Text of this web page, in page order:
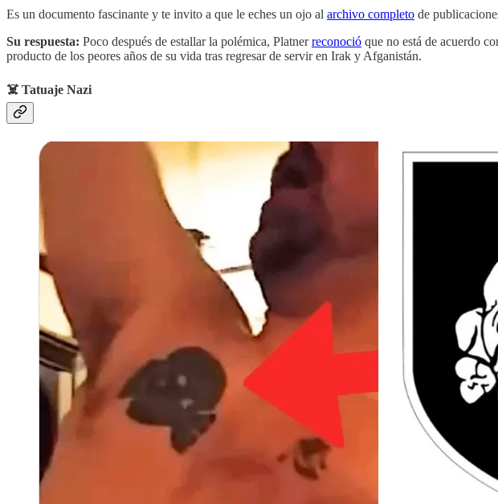
Es un documento fascinante y te invito a que le eches un ojo al archivo completo de
Su respuesta: Poco después de estallar la polémica, Platnerreconoció que no está de acuerdo
producto de los peores años de su vida tras regresar de servir en Irak y Afganistán.
☠️ Tatuaje Nazi